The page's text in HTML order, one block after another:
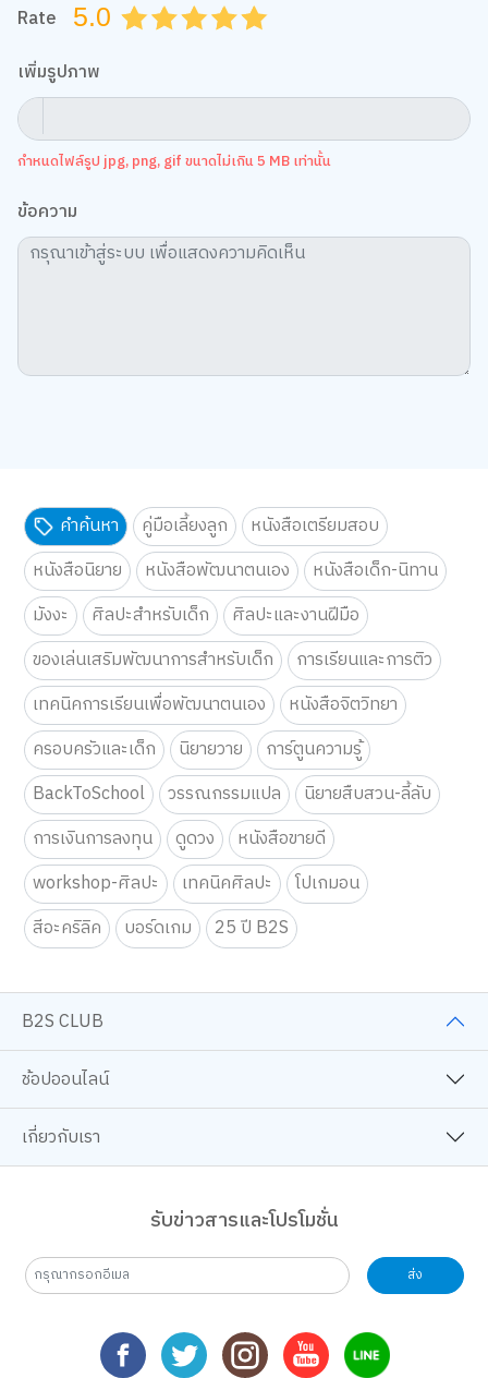
Rate 5.0 4.5
4.0
3.5
3.0
2.5
2.0
1.5
1.0
0.5
เพิ่มรูปภาพ
กำหนดไฟล์รูป jpg, png, gif ขนาดไม่เกิน 5 MB เท่านั้น
ข้อความ
คำค้นหา คู่มือเลี้ยงลูก
หนังสือเตรียมสอบ
หนังสือนิยาย
หนังสือพัฒนาตนเอง
หนังสือเด็ก-นิทาน
มังงะ
ศิลปะสำหรับเด็ก
ศิลปะและงานฝีมือ
ของเล่นเสริมพัฒนาการสำหรับเด็ก
การเรียนและการติว
เทคนิคการเรียนเพื่อพัฒนาตนเอง
หนังสือจิตวิทยา
ครอบครัวและเด็ก
นิยายวาย
การ์ตูนความรู้
BackToSchool
วรรณกรรมแปล
นิยายสืบสวน-ลี้ลับ
การเงินการลงทุน
ดูดวง
หนังสือขายดี
workshop-ศิลปะ
เทคนิคศิลปะ
โปเกมอน
สีอะคริลิค
บอร์ดเกม 25 ปี B2S
B2S CLUB
ช้อปออนไลน์
เกี่ยวกับเรา
รับข่าวสารและโปรโมชั่น
ส่ง